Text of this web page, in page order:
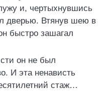
и, чертыхнувшись
дверью. Втянув шею в
быстро зашагал
он не был
И эта ненависть
стаж…